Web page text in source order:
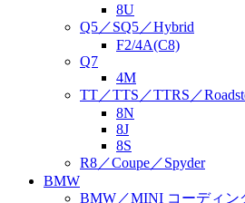
8U
Q5／SQ5／Hybrid
F2/4A(C8)
Q7
4M
TT／TTS／TTRS／
8N
8J
8S
R8／Coupe／Spyder
BMW
BMW／MINI コーディン